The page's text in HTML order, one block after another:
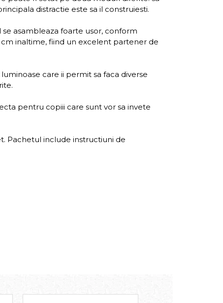
distractie este sa il construiesti.
asambleaza foarte usor, conform
cm inaltime, fiind un excelent partener de
care ii permit sa faca diverse
pentru copiii care sunt vor sa invete
Pachetul include instructiuni de